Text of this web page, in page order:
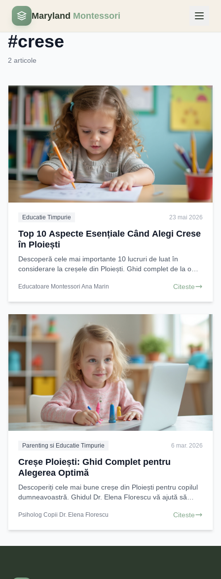
Maryland Montessori
Eticheta
#crese
2 articole
Educatie Timpurie 23 mai 2026
Top 10 Aspecte Esențiale Când Alegi Crese
în Ploiești
Descoperă cele mai importante 10 lucruri de luat în
considerare la creșele din Ploiești. Ghid complet de la o
Educatoare Montessori Ana Marin Citeste
Parenting si Educatie Timpurie 6 mar. 2026
Creșe Ploiești: Ghid Complet pentru
Alegerea Optimă
Descoperiți cele mai bune creșe din Ploiești pentru copilul
dumneavoastră. Ghidul Dr. Elena Florescu vă ajută să
Psiholog Copii Dr. Elena Florescu Citeste